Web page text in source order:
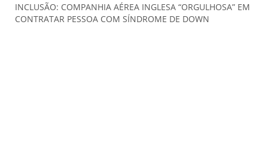
INCLUSÃO: COMPANHIA AÉREA INGLESA “ORGULHOSA” EM
CONTRATAR PESSOA COM SÍNDROME DE DOWN